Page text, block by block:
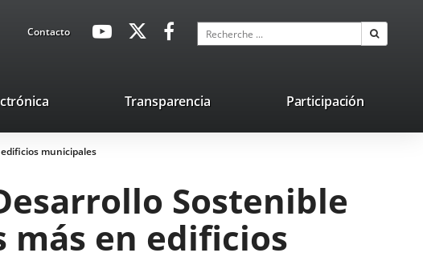
ContactoavaHeaderSocial
Enlace
externa.
Enlace
aplicación
externa.
Enlace
aplicación
externa.
Recherche
Enlace
una
aplicación
Transparencia Participación
municipales
Sostenible
en edificios